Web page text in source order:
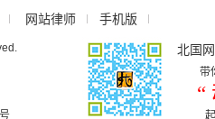
网站律师 手机版
北国
带
“